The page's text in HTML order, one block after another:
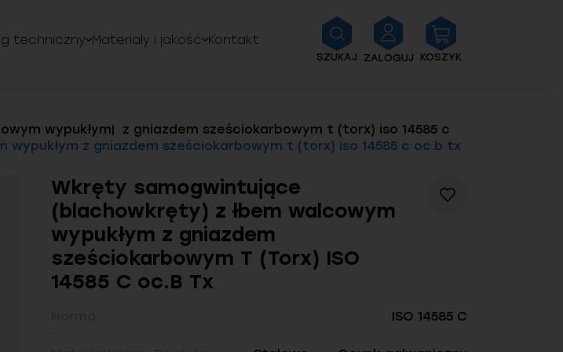
techniczny Materiały i jakość Kontakt
SZUKAJ ZALOGUJ KOSZYK
wypukłym
z gniazdem sześciokarbowym t (torx) iso 14585 c
z gniazdem sześciokarbowym t (torx) iso 14585 c oc.b tx
Wkręty samogwintujące
(blachowkręty) z łbem walcowym
wypukłym z gniazdem
sześciokarbowym T (Torx) ISO
14585 C oc.B Tx
ISO 14585 C
Dodaj